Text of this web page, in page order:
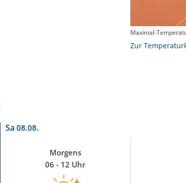
Sa 08.08.
Morgens
06 - 12 Uhr
Maximal-
Zur